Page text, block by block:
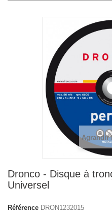
Agrandir
Dronco - Disque à
Universel
Référence DRON1232015